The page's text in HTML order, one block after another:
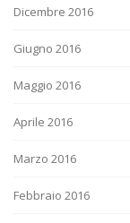
Dicembre 2016
Giugno 2016
Maggio 2016
Aprile 2016
Marzo 2016
Febbraio 2016